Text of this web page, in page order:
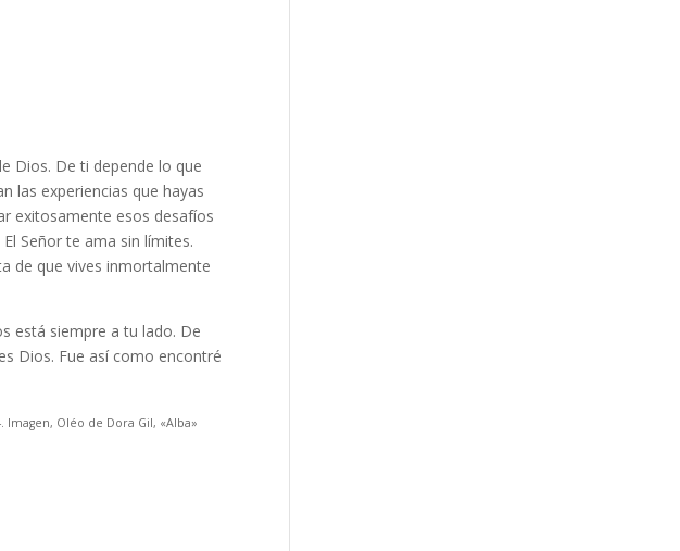
Dios. De ti depende lo que
las experiencias que hayas
exitosamente esos desafíos
Señor te ama sin límites.
de que vives inmortalmente
está siempre a tu lado. De
Dios. Fue así como encontré
Imagen, Oléo de Dora Gil, «Alba»